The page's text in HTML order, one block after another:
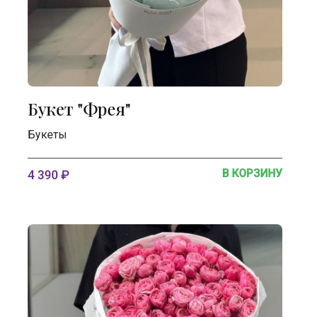
Букет "Фрея"
Букеты
4 390 ₽ В КОРЗИНУ